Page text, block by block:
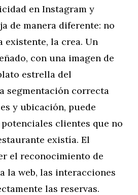
en Instagram y
de manera diferente: no
existente, la crea. Un
con una imagen de
estrella del
segmentación correcta
y ubicación, puede
clientes que no
existía. El
el reconocimiento de
la web, las interacciones
las reservas.